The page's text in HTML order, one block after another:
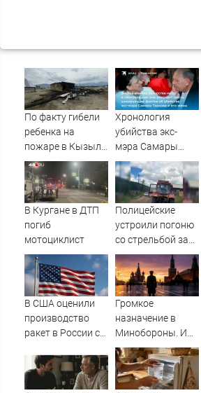
По факту гибели
ребенка на
пожаре в Кызыл-
Таше возбуждено
уголовное дело
Хронология
убийства экс-
мэра Самары
Виктора Тархова
и его жены: шесть
шокирующих
фактов, новые
В Кургане в ДТП
погиб
мотоциклист
Полицейские
устроили погоню
со стрельбой за
пьяным
водителем
трактора
В США оценили
производство
ракет в России с
"Пэтриотов"
Громкое
назначение в
Минобороны. И
плохая новость
для ВСУ: Этот
генерал уже